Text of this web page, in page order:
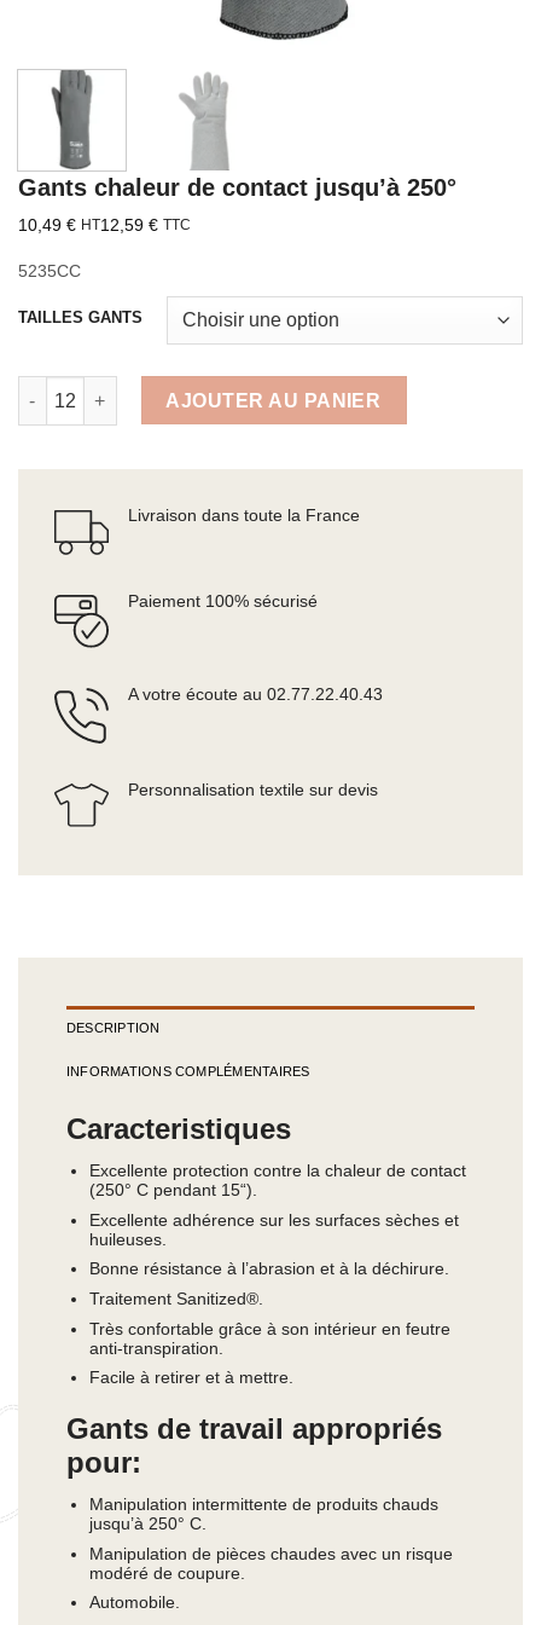
Gants chaleur de contact jusqu’à 250°
10,49 € HT12,59 € TTC
5235CC
TAILLES GANTS
AJOUTER AU PANIER
Livraison dans toute la France
Paiement 100% sécurisé
A votre écoute au 02.77.22.40.43
Personnalisation textile sur devis
DESCRIPTION
INFORMATIONS COMPLÉMENTAIRES
Caracteristiques
Excellente protection contre la chaleur de contact
(250° C pendant 15“).
Excellente adhérence sur les surfaces sèches et
huileuses.
Bonne résistance à l’abrasion et à la déchirure.
Traitement Sanitized®.
Très confortable grâce à son intérieur en feutre
anti-transpiration.
Facile à retirer et à mettre.
Gants de travail appropriés
pour:
Manipulation intermittente de produits chauds
jusqu’à 250° C.
Manipulation de pièces chaudes avec un risque
modéré de coupure.
Automobile.